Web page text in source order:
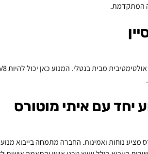
המתקדמת.
יחד עם איתי מוטורס
מציע נוחות ואמינות. החברה מתמחה בייבוא